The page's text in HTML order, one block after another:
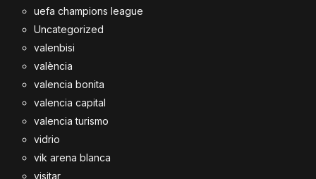
uefa champions league
Uncategorized
valenbisi
valència
valencia bonita
valencia capital
valencia turismo
vidrio
vik arena blanca
visitar